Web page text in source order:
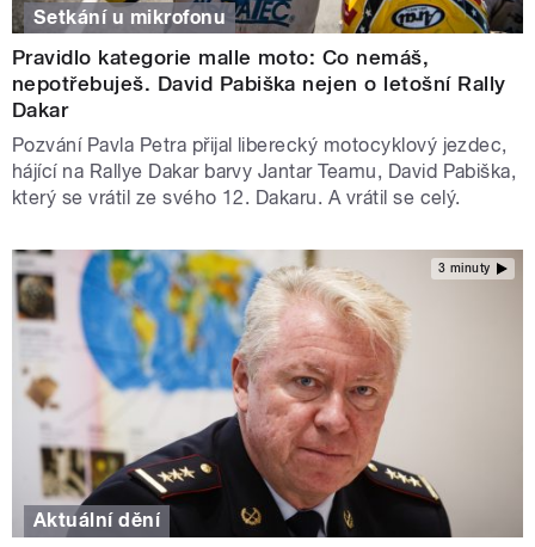
Setkání u mikrofonu
Pravidlo kategorie malle moto: Co nemáš,
nepotřebuješ. David Pabiška nejen o letošní Rally
Dakar
Pozvání Pavla Petra přijal liberecký motocyklový jezdec,
hájící na Rallye Dakar barvy Jantar Teamu, David Pabiška,
který se vrátil ze svého 12. Dakaru. A vrátil se celý.
3 minuty
Aktuální dění